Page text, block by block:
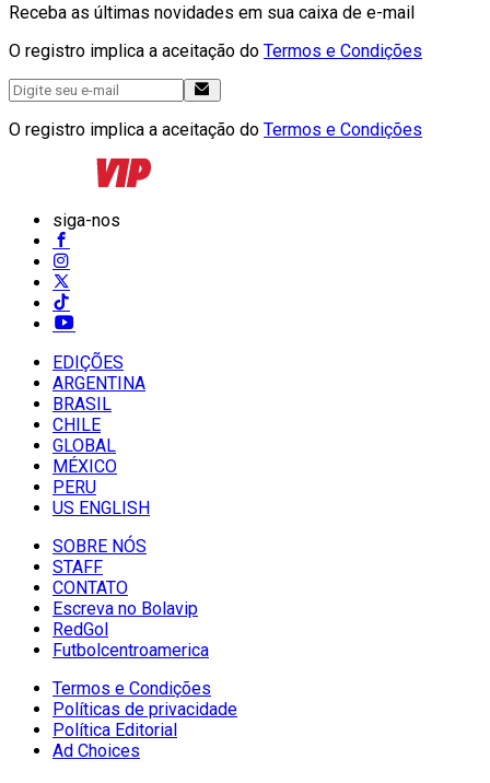
Receba as últimas novidades em sua caixa de e-mail
O registro implica a aceitação do Termos e Condições
O registro implica a aceitação do Termos e Condições
siga-nos
EDIÇÕES
ARGENTINA
BRASIL
CHILE
GLOBAL
MÉXICO
PERU
US ENGLISH
SOBRE NÓS
STAFF
CONTATO
Escreva no Bolavip
RedGol
Futbolcentroamerica
Termos e Condições
Políticas de privacidade
Política Editorial
Ad Choices